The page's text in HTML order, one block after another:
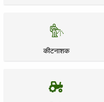
कीटनाशक